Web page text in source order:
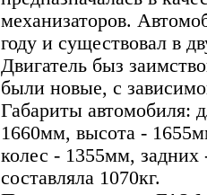
механизаторов.
году и существовал в
Двигатель быз
были новые, с
Габариты автомобиля:
1660мм, высота -
колес - 1355мм,
составляла 1070кг.